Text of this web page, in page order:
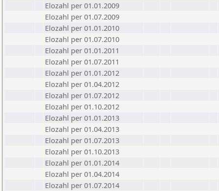
Elozahl per 01.01.2009
Elozahl per 01.07.2009
Elozahl per 01.01.2010
Elozahl per 01.07.2010
Elozahl per 01.01.2011
Elozahl per 01.07.2011
Elozahl per 01.01.2012
Elozahl per 01.04.2012
Elozahl per 01.07.2012
Elozahl per 01.10.2012
Elozahl per 01.01.2013
Elozahl per 01.04.2013
Elozahl per 01.07.2013
Elozahl per 01.10.2013
Elozahl per 01.01.2014
Elozahl per 01.04.2014
Elozahl per 01.07.2014